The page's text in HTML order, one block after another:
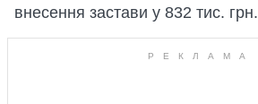
внесення застави у 832 тис. грн.